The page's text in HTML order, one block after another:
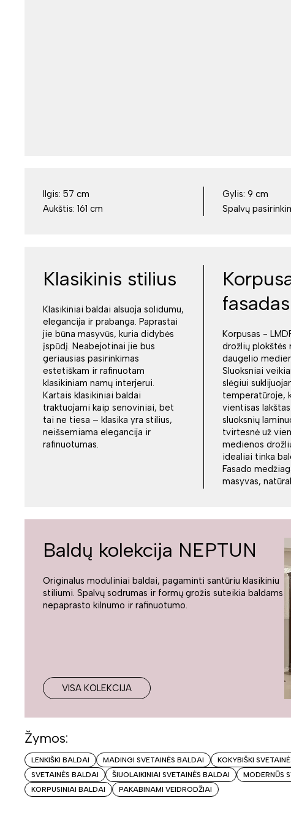
Ilgis: 57 cm
Aukštis: 161 cm
Gylis: 9 cm
Spalvų
Klasikinis stilius
Klasikiniai baldai alsuoja solidumu,
elegancija ir prabanga. Paprastai
jie būna masyvūs, kuria didybės
įspūdį. Neabejotinai jie bus
geriausias pasirinkimas
estetiškam ir rafinuotam
klasikiniam namų interjerui.
Kartais klasikiniai baldai
traktuojami kaip senoviniai, bet
tai ne tiesa – klasika yra stilius,
neišsemiama elegancija ir
rafinuotumas.
fasadas
Korpusas -
drožlių plokštės
daugelio
Sluoksniai
slėgiui
temperatūroje,
vientisas
sluoksnių
tvirtesnė už
medienos
idealiai tinka
Fasado
masyvas,
Baldų kolekcija NEPTUN
Originalus moduliniai baldai, pagaminti santūriu klasikiniu
stiliumi. Spalvų sodrumas ir formų grožis suteikia baldams
nepaprasto kilnumo ir rafinuotumo.
VISA KOLEKCIJA
Žymos:
LENKIŠKI BALDAI MADINGI SVETAINĖS BALDAI KOKYBIŠKI
SVETAINĖS BALDAI
ŠIUOLAIKINIAI SVETAINĖS BALDAI MODERNŪS
KORPUSINIAI BALDAI
PAKABINAMI VEIDRODŽIAI